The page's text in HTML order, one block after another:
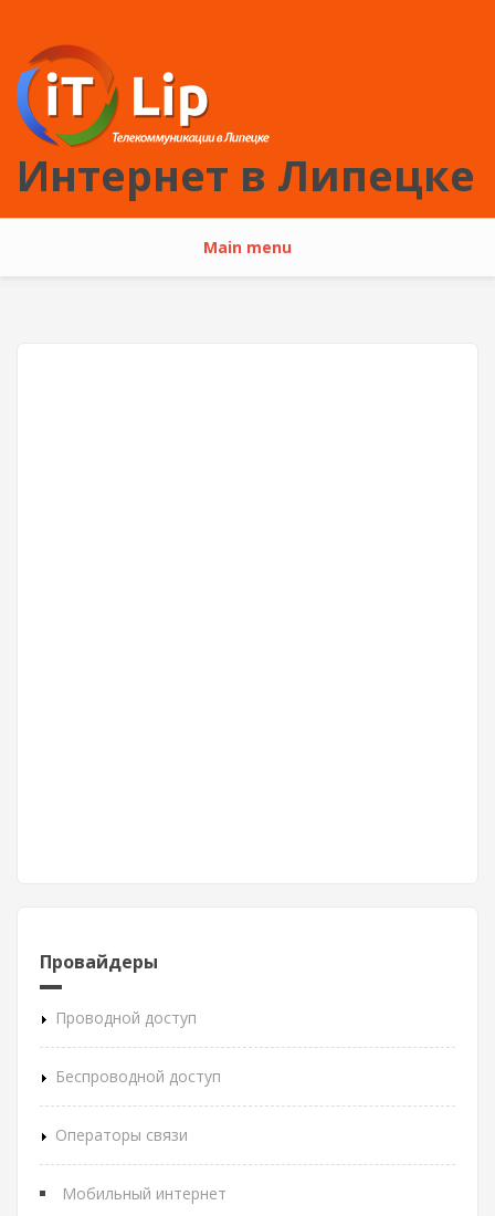
Интернет в Липецке
Main menu
Провайдеры
Проводной доступ
Беспроводной доступ
Операторы связи
Мобильный интернет